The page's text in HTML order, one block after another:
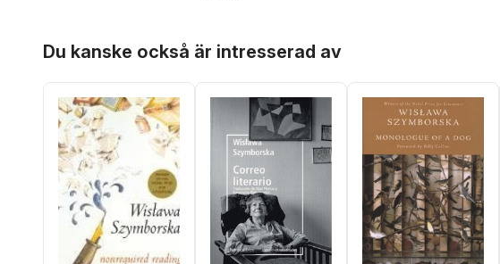
Du kanske också är intresserad av